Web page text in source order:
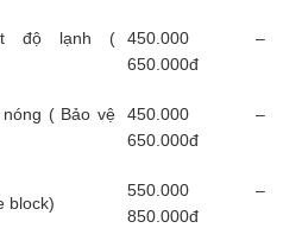
độ lạnh (
450.000 –
650.000đ
( Bảo vệ
450.000 –
650.000đ
block)
550.000 –
850.000đ